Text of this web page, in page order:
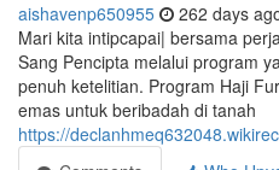
aishavenp650955 262 days
Mari kita intipcapai| bersama
Sang Pencipta melalui program
penuh ketelitian. Program Haji
emas untuk beribadah di tanah
https://